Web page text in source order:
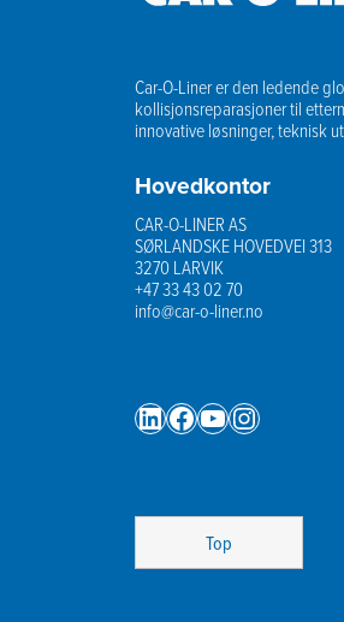
Car-O-Liner er den ledende
kollisjonsreparasjoner til
innovative løsninger, teknisk
Hovedkontor
CAR-O-LINER AS
SØRLANDSKE HOVEDVEI 313
3270 LARVIK
+47 33 43 02 70
info@car-o-liner.no
LinkedIn
Facebook
YouTube
Instagram
Top